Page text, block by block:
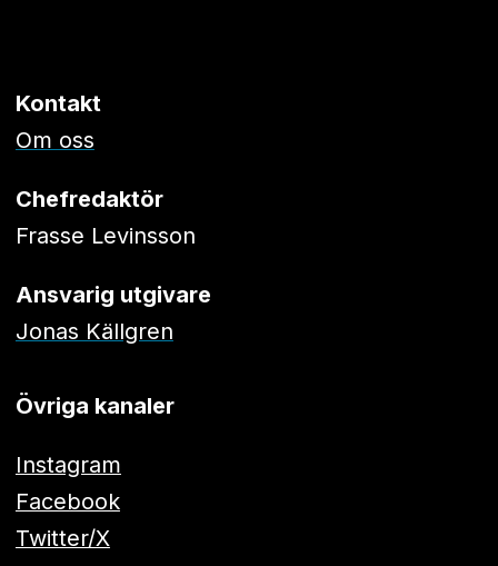
Kontakt
Om oss
Chefredaktör
Frasse Levinsson
Ansvarig utgivare
Jonas Källgren
Övriga kanaler
Instagram
Facebook
Twitter/X